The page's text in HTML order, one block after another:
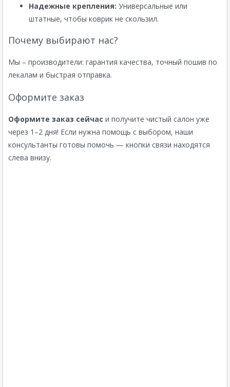
Надежные крепления: Универсальные или
штатные, чтобы коврик не скользил.
Почему выбирают нас?
Мы – производители: гарантия качества, точный пошив по
лекалам и быстрая отправка.
Оформите заказ
Оформите заказ сейчас и получите чистый салон уже
через 1–2 дня! Если нужна помощь с выбором, наши
консультанты готовы помочь — кнопки связи находятся
слева внизу.